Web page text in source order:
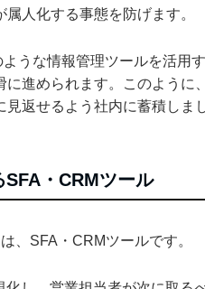
人化する事態を防げます。
ような情報管理ツールを活用
進められます。このように
返せるよう社内に蓄積しま
SFA・CRMツール
、SFA・CRMツールです。